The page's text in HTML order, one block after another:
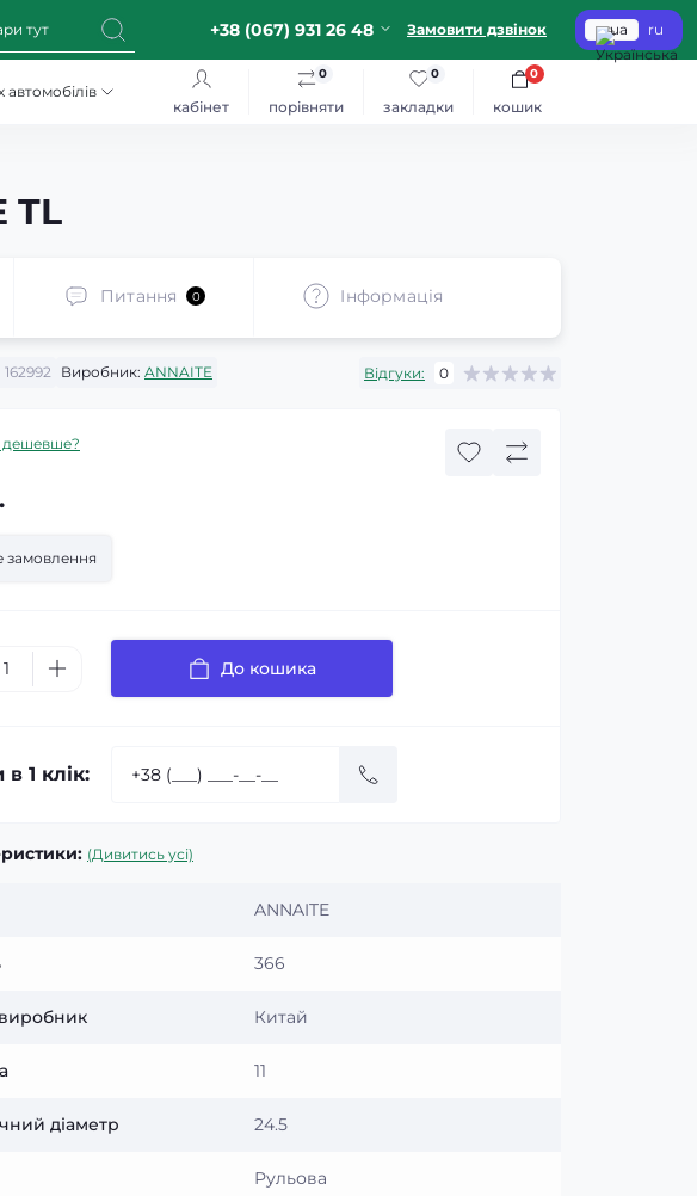
+38 (067) 931 26 48 Замовити дзвінок ua ru
кабінет
порівняти
0
закладки
0
кошик
0
TL
Питання 0 Iнформація
162992 Виробник: ANNAITE Відгуки: 0
замовлення
До кошика
1 клік:
(Дивитись усі)
ANNAITE
366
Китай
11
діаметр 24.5
Рульова